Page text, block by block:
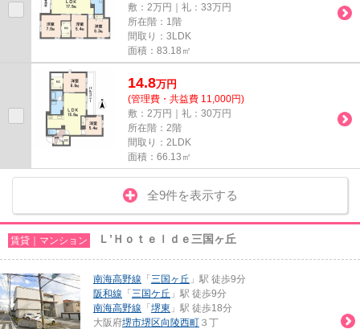
敷：2万円｜礼：33万円
所在階：1階
間取り：3LDK
面積：83.18㎡
14.8万円
(管理費・共益費 11,000円)
敷：2万円｜礼：30万円
所在階：2階
間取り：2LDK
面積：66.13㎡
全9件を表示する
賃貸｜マンション Ｌ’Ｈｏｔｅｌｄｅ三国ヶ丘
南海高野線 「 三国ヶ丘 」駅 徒歩9分
阪和線 「 三国ケ丘 」駅 徒歩9分
南海高野線 「 堺東 」駅 徒歩18分
大阪府堺市堺区向陵西町 ３丁